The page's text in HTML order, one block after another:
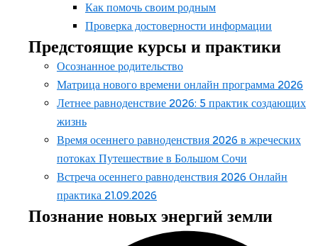
Как помочь своим родным
Проверка достоверности информации
Предстоящие курсы и практики
Осознанное родительство
Матрица нового времени онлайн программа 2026
Летнее равноденствие 2026: 5 практик создающих
жизнь
Время осеннего равноденствия 2026 в жреческих
потоках Путешествие в Большом Сочи
Встреча осеннего равноденствия 2026 Онлайн
практика 21.09.2026
Познание новых энергий земли